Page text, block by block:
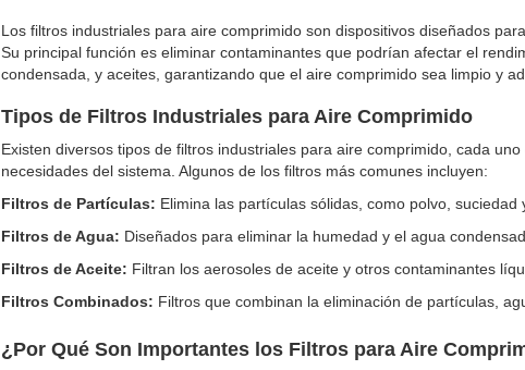
Los filtros industriales para aire comprimido son dispositivos diseñados
Su principal función es eliminar contaminantes que podrían afectar el
condensada, y aceites, garantizando que el aire comprimido sea limpio y
Tipos de Filtros Industriales para Aire Comprimido
Existen diversos tipos de filtros industriales para aire comprimido, cada
necesidades del sistema. Algunos de los filtros más comunes incluyen:
Filtros de Partículas: Elimina las partículas sólidas, como polvo, suciedad
Filtros de Agua: Diseñados para eliminar la humedad y el agua
Filtros de Aceite: Filtran los aerosoles de aceite y otros contaminantes
Filtros Combinados: Filtros que combinan la eliminación de partículas,
¿Por Qué Son Importantes los Filtros para Aire